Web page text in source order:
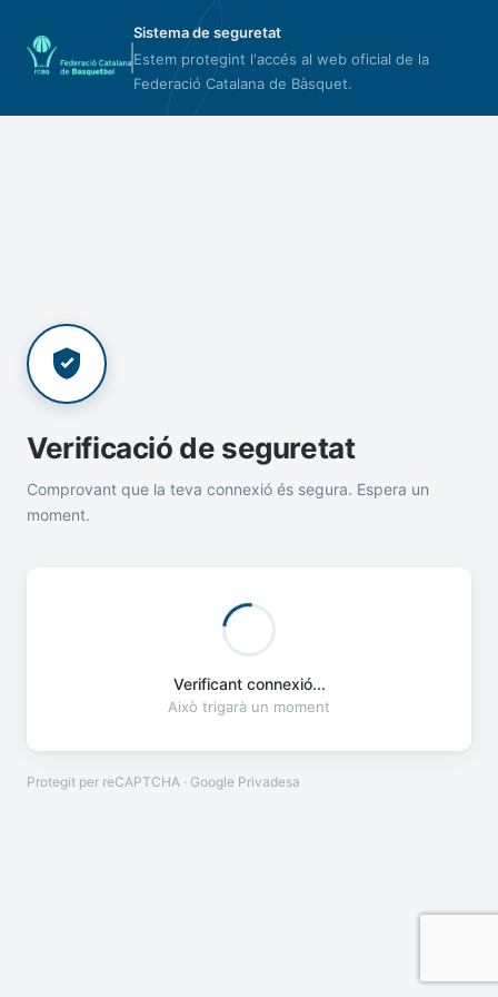
Sistema de seguretat
Estem protegint l'accés al web oficial de la
Federació Catalana de Bàsquet.
Verificació de seguretat
Comprovant que la teva connexió és segura. Espera un
moment.
Verificant connexió...
Això trigarà un moment
Protegit per reCAPTCHA · Google Privadesa